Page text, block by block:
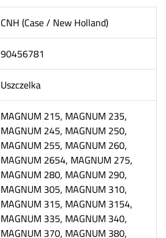
CNH (Case / New Holland)
90456781
Uszczelka
MAGNUM 215, MAGNUM 235,
MAGNUM 245, MAGNUM 250,
MAGNUM 255, MAGNUM 260,
MAGNUM 2654, MAGNUM 275,
MAGNUM 280, MAGNUM 290,
MAGNUM 305, MAGNUM 310,
MAGNUM 315, MAGNUM 3154,
MAGNUM 335, MAGNUM 340,
MAGNUM 370, MAGNUM 380,